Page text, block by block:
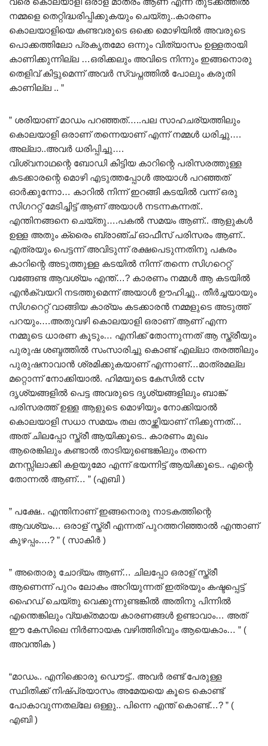
നമ്മളെ തെറ്റിദ്ധരിപ്പിക്കുകയും ചെയ്തു..കാരണം
കൊലയാളിയെ കണ്ടവരുടെ ഒക്കെ മൊഴിയിൽ അവരുടെ
പൊക്കത്തിലോ പ്രകൃതമോ ഒന്നും വിത്യാസം ഉള്ളതായി
കാണിക്കുന്നില്ല …ഒരിക്കലും അവിടെ നിന്നും ഇങ്ങനൊരു
തെളിവ് കിട്ടുമെന്ന് അവർ സ്വപ്നത്തിൽ പോലും കരുതി
കാണില്ല .. ”
” ശരിയാണ് മാഡം പറഞ്ഞത്…..പല സാഹചര്യത്തിലും
കൊലയാളി ഒരാണ് തന്നെയാണ് എന്ന് നമ്മൾ ധരിച്ചു….
അല്ലാ..അവർ ധരിപ്പിച്ചു….
വിശ്വനാഥന്റെ ബോഡി കിട്ടിയ കാറിന്റെ പരിസരത്തുള്ള
കടക്കാരന്റെ മൊഴി എടുത്തപ്പോൾ അയാൾ പറഞ്ഞത്
ഓർക്കുന്നോ… കാറിൽ നിന്ന് ഇറങ്ങി കടയിൽ വന്ന് ഒരു
സിഗററ്റ് മേടിച്ചിട്ട് ആണ് അയാൾ നടന്നകന്നത്..
എന്തിനങ്ങനെ ചെയ്തു….പകൽ സമയം ആണ്.. ആളുകൾ
ഉള്ള അതും ക്രൈം ബ്രാഞ്ച് ഓഫീസ് പരിസരം ആണ്..
എത്രയും പെട്ടന്ന് അവിടുന്ന് രക്ഷപെടുന്നതിനു പകരം
കാറിന്റെ അടുത്തുള്ള കടയിൽ നിന്ന് തന്നെ സിഗറെറ്റ്
വങ്ങേണ്ട ആവശ്യം എന്ത്…? കാരണം നമ്മൾ ആ കടയിൽ
എൻക്വയറി നടത്തുമെന്ന് അയാൾ ഊഹിച്ചു.. തീർച്ചയായും
സിഗറെറ്റ് വാങ്ങിയ കാര്യം കടക്കാരൻ നമ്മളുടെ അടുത്ത്
പറയും….അതുവഴി കൊലയാളി ഒരാണ് ആണ് എന്ന
നമ്മുടെ ധാരണ കൂടും… എനിക്ക് തോന്നുന്നത് ആ സ്ത്രീയും
പുരുഷ ശബ്ദത്തിൽ സംസാരിച്ചു കൊണ്ട് എല്ലാ തരത്തിലും
പുരുഷനാവാൻ ശ്രമിക്കുകയാണ് എന്നാണ്…മാത്രമല്ല
മറ്റൊന്ന് നോക്കിയാൽ. ഹിമയുടെ കേസിൽ cctv
ദൃശ്യങ്ങളിൽ പെട്ട അവരുടെ ദൃശ്യങ്ങളിലും ബാങ്ക്
പരിസരത്ത് ഉള്ള ആളുടെ മൊഴിയും നോക്കിയാൽ
കൊലയാളി സധാ സമയം തല താഴ്ത്തിയാണ് നിക്കുന്നത്…
അത് ചിലപ്പോ സ്ത്രീ ആയിക്കൂടെ.. കാരണം മുഖം
ആരെങ്കിലും കണ്ടാൽ താടിയുണ്ടെങ്കിലും തന്നെ
മനസ്സിലാക്കി കളയുമോ എന്ന് ഭയന്നിട്ട് ആയിക്കൂടെ.. എന്റെ
തോന്നൽ ആണ്… ” (എബി )
” പക്ഷേ.. എന്തിനാണ് ഇങ്ങനൊരു നാടകത്തിന്റെ
ആവശ്യം… ഒരാള് സ്ത്രീ എന്നത് പുറത്തറിഞ്ഞാൽ എന്താണ്
കുഴപ്പം….? ” ( സാകിർ )
” അതൊരു ചോദ്യം ആണ്… ചിലപ്പോ ഒരാള് സ്ത്രീ
ആണെന്ന് പുറം ലോകം അറിയുന്നത് ഇത്രയും കഷ്ടപ്പെട്ട്
ഹൈഡ് ചെയ്തു വെക്കുന്നുണ്ടങ്കിൽ അതിനു പിന്നിൽ
എന്തെങ്കിലും വ്യക്തമായ കാരണങ്ങൾ ഉണ്ടാവാം… അത്
ഈ കേസിലെ നിർണായക വഴിത്തിരിവും ആയെകാം… ” (
അവന്തിക )
“മാഡം.. എനിക്കൊരു ഡൌട്ട്.. അവർ രണ്ട് പേരുള്ള
സ്ഥിതിക്ക് നിഷ്പ്രയാസം അമേയയെ കൂടെ കൊണ്ട്
പോകാവുന്നതല്ലേ ഒള്ളു.. പിന്നെ എന്ത് കൊണ്ട്…? ” (
എബി )